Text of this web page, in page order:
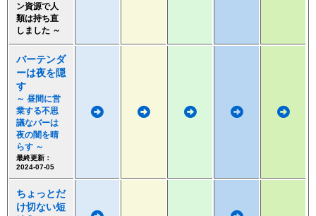
ン資源で人
類は持ち直
しました ～
バーテンダ
ーは夜を隠
す
～ 昼間に営
業する不思
議なバーは
夜の闇を晴
らす ～
最終更新：
2024-07-05
ちょっとだ
け切ない短